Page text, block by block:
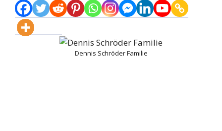
Dennis Schröder Familie